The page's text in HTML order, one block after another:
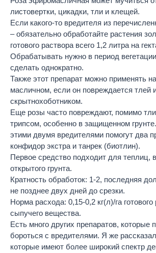
листовертки, цикадки, тли и клещей.
Если какого-то вредителя из
– обязательно обработайте растения
готового раствора всего 1,2 литра на
Обрабатывать нужно в период
сделать однократно.
Также этот препарат можно применять
масличном, если он повреждается тлей
скрытнохоботником.
Еще розы часто повреждают, помимо
трипсом, особенно в защищенном
этими двумя вредителями помогут два
конфидор экстра и танрек (биотлин).
Первое средство подходит для теплиц,
открытого грунта.
Кратность обработок: 1-2, последняя
не позднее двух дней до срезки.
Норма расхода: 0,15-0,2 кг(л)/га
сыпучего вещества.
Есть много других препаратов, которые
бороться с вредителями. Я же
которые имеют более широкий спектр